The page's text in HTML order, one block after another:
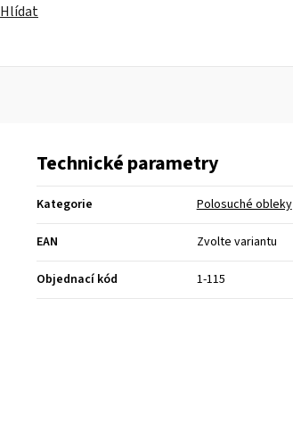
Hlídat
Technické parametry
Kategorie Polosuché obleky
EAN Zvolte variantu
Objednací kód 1-115